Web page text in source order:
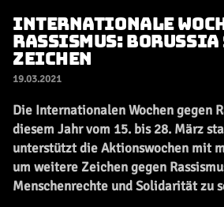
INTERNATIONALE
RASSISMUS: BORUSSIA
ZEICHEN
19.03.2021
Die Internationalen Wochen gegen
diesem Jahr vom 15. bis 28. März
unterstützt die Aktionswochen mit
um weitere Zeichen gegen
Menschenrechte und Solidarität zu